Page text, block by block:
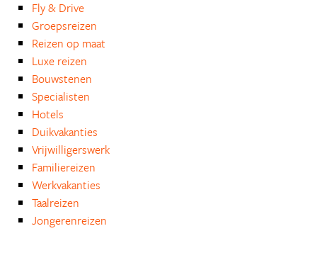
Fly & Drive
Groepsreizen
Reizen op maat
Luxe reizen
Bouwstenen
Specialisten
Hotels
Duikvakanties
Vrijwilligerswerk
Familiereizen
Werkvakanties
Taalreizen
Jongerenreizen